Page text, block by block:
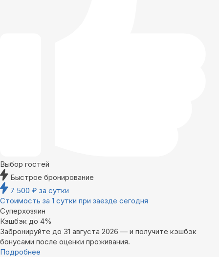
Выбор гостей
Быстрое бронирование
7 500 ₽ за сутки
Стоимость за 1 сутки при заезде сегодня
Суперхозяин
Кэшбэк до 4%
Забронируйте до 31 августа 2026 — и получите кэшбэк
бонусами после оценки проживания.
Подробнее